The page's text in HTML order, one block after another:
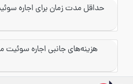
حداقل مدت زمان برای اجاره
هزینه‌های جانبی اجاره سوئیت